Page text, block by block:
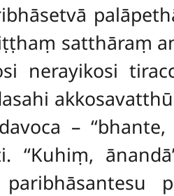
satthāraṃ
nerayikosi
–
paribhāsantesu